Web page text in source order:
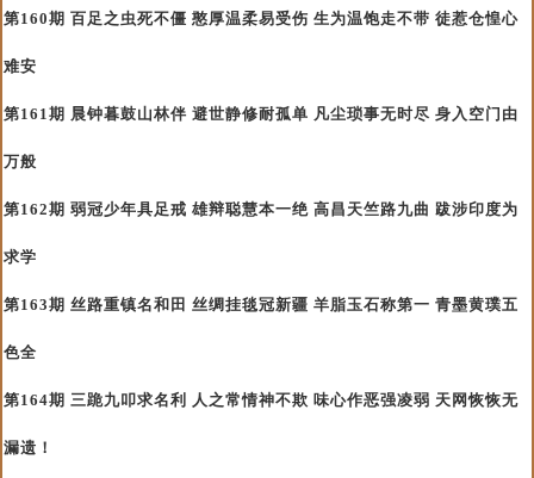
第160期 百足之虫死不僵 憨厚温柔易受伤 生为温饱走不带 徒惹仓惶心
难安
第161期 晨钟暮鼓山林伴 避世静修耐孤单 凡尘琐事无时尽 身入空门由
万般
第162期 弱冠少年具足戒 雄辩聪慧本一绝 高昌天竺路九曲 跋涉印度为
求学
第163期 丝路重镇名和田 丝绸挂毯冠新疆 羊脂玉石称第一 青墨黄璞五
色全
第164期 三跪九叩求名利 人之常情神不欺 味心作恶强凌弱 天网恢恢无
漏遗！